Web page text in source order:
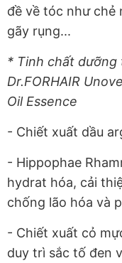
đề về tóc như chẻ
gãy rụng...
* Tinh chất dưỡng
Dr.FORHAIR
Oil Essence
- Chiết xuất dầu
- Hippophae
hydrat hóa, cải
chống lão hóa và
- Chiết xuất cỏ
duy trì sắc tố đen